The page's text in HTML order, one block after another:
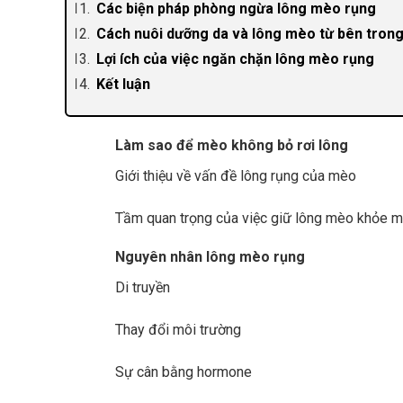
Các biện pháp phòng ngừa lông mèo rụng
Cách nuôi dưỡng da và lông mèo từ bên trong
Lợi ích của việc ngăn chặn lông mèo rụng
Kết luận
Làm sao để mèo không bỏ rơi lông
Giới thiệu về vấn đề lông rụng của mèo
Tầm quan trọng của việc giữ lông mèo khỏe
Nguyên nhân lông mèo rụng
Di truyền
Thay đổi môi trường
Sự cân bằng hormone